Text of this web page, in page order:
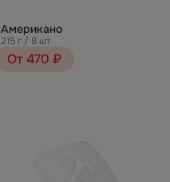
Американо
215 г / 8 шт
От 470 ₽